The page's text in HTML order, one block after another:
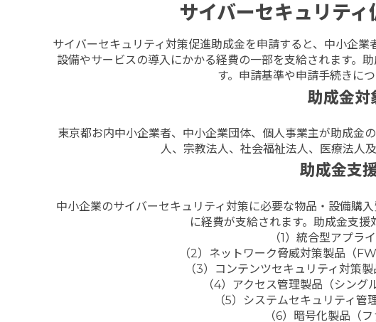
サイバーセキュリテ
サイバーセキュリティ対策促進助成金を申請すると、中小企
設備やサービスの導入にかかる経費の一部を支給されます。
す。申請基準や申請手続きに
助成金対
東京都お内中小企業者、中小企業団体、個人事業主が助成金
人、宗教法人、社会福祉法人、医療法人
助成金支
中小企業のサイバーセキュリティ対策に必要な物品・設備購
に経費が支給されます。助成金支援
（1）統合型アプラ
（2）ネットワーク脅威対策製品（
（3）コンテンツセキュリティ対策
（4）アクセス管理製品（シング
（5）システムセキュリティ管
（6）暗号化製品（